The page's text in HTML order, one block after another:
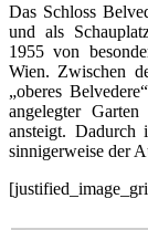
Das Schloss
und als
1955 von
Wien. Zwischen
„oberes
angelegter
ansteigt. Dadurch
sinnigerweise der